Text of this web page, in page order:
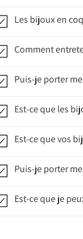
Les bijoux en
Comment
Puis-je porter
Est-ce que les
Est-ce que vos
Puis-je porter
Est-ce que je